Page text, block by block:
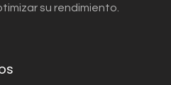
su rendimiento.